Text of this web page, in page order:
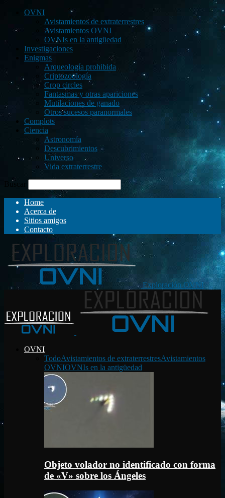
OVNI
Avistamientos de extraterrestres
Avistamientos OVNI
OVNIs en la antigüedad
Investigaciones
Enigmas
Arqueología prohibida
Criptozoología
Crop circles
Fantasmas y otras apariciones
Mutilaciones de ganado
Otros sucesos paranormales
Complots
Ciencia
Astronomía
Descubrimientos
Universo
Vida extraterrestre
Buscar
Home
Acerca de
Sitios amigos
Contacto
Exploración OVNI
OVNI
TodoAvistamientos de extraterrestresAvistamientos
OVNIOVNIs en la antigüedad
Objeto volador no identificado con forma
de «V» sobre los Ángeles